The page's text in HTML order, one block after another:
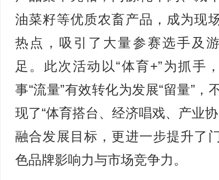
油菜籽等优质农畜产品，成为现
热点，吸引了大量参赛选手及
足。此次活动以“体育+”为抓手
事“流量”有效转化为发展“留量”，
现了“体育搭台、经济唱戏、产业
融合发展目标，更进一步提升了
色品牌影响力与市场竞争力。